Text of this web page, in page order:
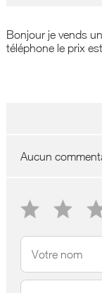
Bonjour je vends
téléphone le prix
Aucun